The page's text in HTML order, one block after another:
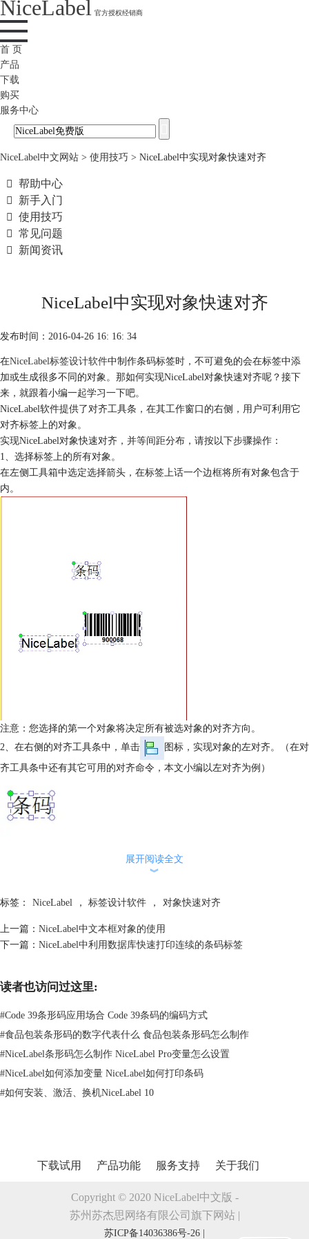
NiceLabel 官方授权经销商
首 页
产品
下载
购买
服务中心
NiceLabel中文网站 > 使用技巧 > NiceLabel中实现对象快速对齐
 帮助中心

新手入门
 使用技巧
 常见问题

新闻资讯
NiceLabel中实现对象快速对齐
发布时间：2016-04-26 16: 16: 34
在NiceLabel标签设计软件中制作条码标签时，不可避免的会在标签中添
加或生成很多不同的对象。那如何实现NiceLabel对象快速对齐呢？接下
来，就跟着小编一起学习一下吧。
NiceLabel软件提供了对齐工具条，在其工作窗口的右侧，用户可利用它
对齐标签上的对象。
实现NiceLabel对象快速对齐，并等间距分布，请按以下步骤操作：
1、选择标签上的所有对象。
在左侧工具箱中选定选择箭头，在标签上话一个边框将所有对象包含于
内。
注意：您选择的第一个对象将决定所有被选对象的对齐方向。
2、在右侧的对齐工具条中，单击
图标，实现对象的左对齐。（在对
齐工具条中还有其它可用的对齐命令，本文小编以左对齐为例）
3、对齐以后，接下来就要实现对象的等间距分布了，因为以上实现了左
对齐，这里就要实现垂直等间距分布了。单击右侧工具条中的
标，对象将在标签中垂直等间距分布。
展开阅读全文
︾
标签： NiceLabel ， 标签设计软件 ， 对象快速对齐
上一篇： NiceLabel中文本框对象的使用
下一篇： NiceLabel中利用数据库快速打印连续的条码标签
读者也访问过这里:
#Code 39条形码应用场合 Code 39条码的编码方式
#食品包装条形码的数字代表什么 食品包装条形码怎么制作
#NiceLabel条形码怎么制作 NiceLabel Pro变量怎么设置
#NiceLabel如何添加变量 NiceLabel如何打印条码
#如何安装、激活、换机NiceLabel 10
下载试用 产品功能 服务支持 关于我们
Copyright © 2020 NiceLabel中文版 -
苏州苏杰思网络有限公司旗下网站 |
苏ICP备14036386号-26 |